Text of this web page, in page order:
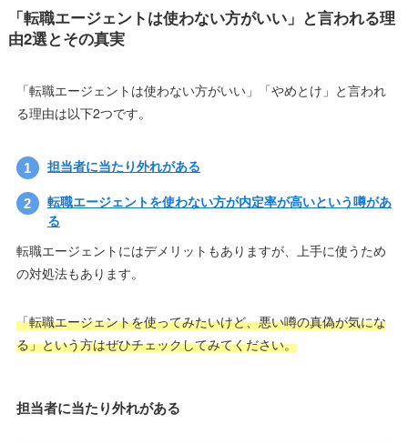
「転職エージェントは使わない方がいい」と言われる理
由2選とその真実
「転職エージェントは使わない方がいい」「やめとけ」と言われ
る理由は以下2つです。
担当者に当たり外れがある
転職エージェントを使わない方が内定率が高いという噂があ
る
転職エージェントにはデメリットもありますが、上手に使うため
の対処法もあります。
「転職エージェントを使ってみたいけど、悪い噂の真偽が気にな
る」という方はぜひチェックしてみてください。
担当者に当たり外れがある